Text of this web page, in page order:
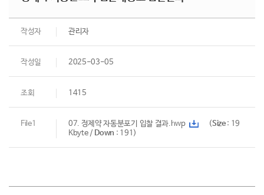
작성자 관리자
작성일 2025-03-05
조회 1415
File1 07. 정제약 자동분포기 입찰 결과.hwp (Size: 19
Kbyte / Down : 191)